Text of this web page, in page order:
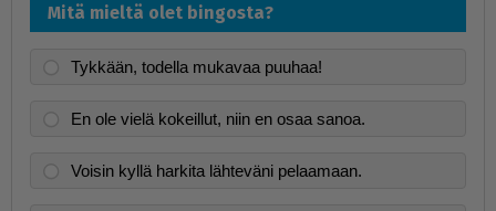
Mitä mieltä olet bingosta?
Tykkään, todella mukavaa puuhaa!
En ole vielä kokeillut, niin en osaa sanoa.
Voisin kyllä harkita lähteväni pelaamaan.